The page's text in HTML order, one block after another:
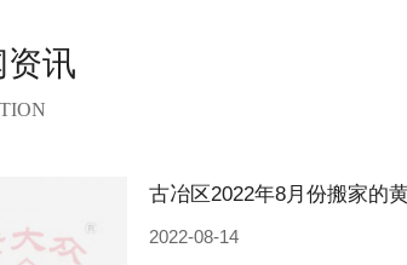
讯
2022-08-14